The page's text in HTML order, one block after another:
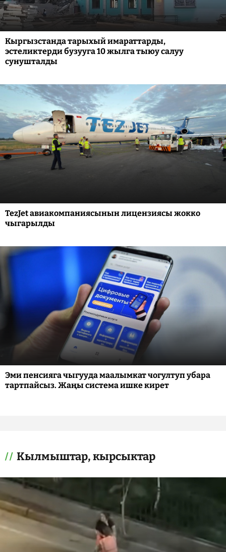
Кыргызстанда тарыхый имараттарды,
эстеликтерди бузууга 10 жылга тыюу салуу
сунушталды
TezJet авиакомпаниясынын лицензиясы жокко
чыгарылды
Эми пенсияга чыгууда маалымкат чогултуп убара
тартпайсыз. Жаңы система ишке кирет
Кылмыштар, кырсыктар